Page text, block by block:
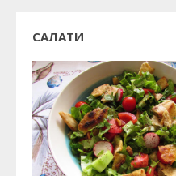
САЛАТИ